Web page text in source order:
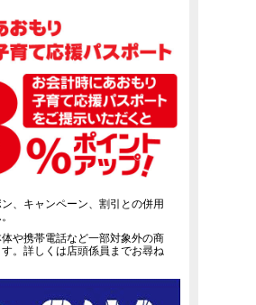
、キャンペーン、割引との併用
や携帯電話など一部対象外の商
。詳しくは店頭係員までお尋ね